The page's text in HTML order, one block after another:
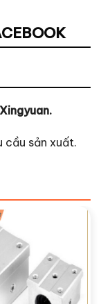
cầu sản xuất.